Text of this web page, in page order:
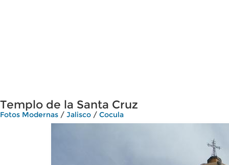
Templo de la Santa Cruz
Fotos Modernas / Jalisco / Cocula